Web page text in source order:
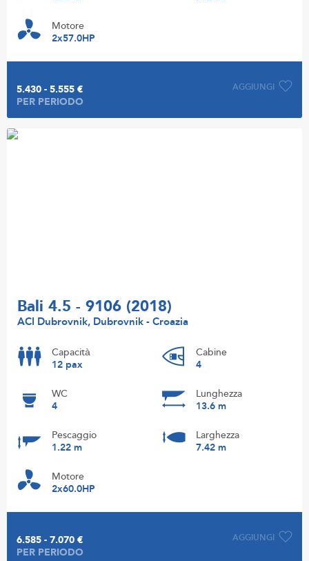
Motore
2x57.0HP
AGGIUNGI
5.430 - 5.555 €
PER PERIODO
Bali 4.5 - 9106 (2018)
ACI Dubrovnik, Dubrovnik - Croazia
Capacità
12 pax
Cabine
4
WC
4
Lunghezza
13.6 m
Pescaggio
1.22 m
Larghezza
7.42 m
Motore
2x60.0HP
AGGIUNGI
6.585 - 7.070 €
PER PERIODO